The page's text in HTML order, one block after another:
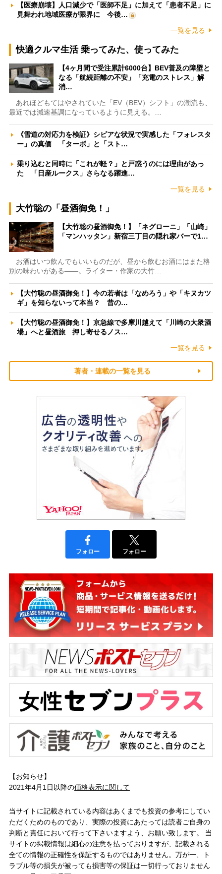
【医療崩壊】人口減少で「医師不足」に加えて「患者不足」に
見舞われ地域医療が限界に 今後…
一覧を見る
快適クルマ生活 乗ってみた、使ってみた
【4ヶ月間で受注累計6000台】BEV普及の障壁と
なる「航続距離の不安」「充電のストレス」解
消…
あれほどもてはやされていた「EV（BEV）シフト」の潮流も、
最近では減速基調になっているように見える。…
《雪道の対応力を検証》シビアな状況で実感した「フォレスタ
ー」の真価 「ターボ」と「スト…
乗り込むと同時に「これが軽？」と戸惑うのには理由があっ
た 「日産ルークス」さらなる躍進…
一覧を見る
大竹聡の「昼酒御免！」
【大竹聡の昼酒御免！】「ネグローニ」「山崎」
「マンハッタン」新宿三丁目の隠れ家バーで1…
お酒はいつ飲んでもいいものだが、昼から飲むお酒にはまた格
別の味わいがある――。ライター・作家の大竹…
【大竹聡の昼酒御免！】今の若者は「なめろう」や「キヌカツ
ギ」を知らないって本当？ 昔の…
【大竹聡の昼酒御免！】京急線で多摩川越えて「川崎の大衆酒
場」へと昼酒旅 押し寄せるノス…
一覧を見る
著者・連載の一覧を見る
フォロー フォロー
【お知らせ】
2021年4月1日以降の価格表示に関して
当サイトに記載されている内容はあくまでも投資の参考にしてい
ただくためのものであり、実際の投資にあたっては読者ご自身の
判断と責任において行って下さいますよう、お願い致します。 当
サイトの掲載情報は細心の注意を払っておりますが、記載される
全ての情報の正確性を保証するものではありません。万が一、ト
ラブル等の損失が被っても損害等の保証は一切行っておりません